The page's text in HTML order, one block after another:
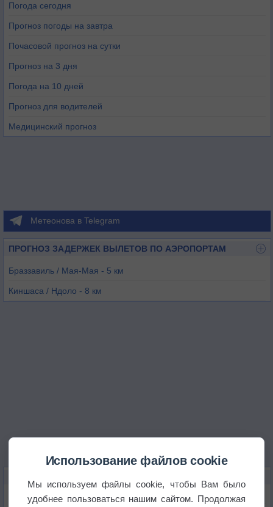
Погода сегодня
Прогноз погоды на завтра
Почасовой прогноз на сутки
Прогноз на 3 дня
Погода на 10 дней
Прогноз для водителей
Медицинский прогноз
Метеонова в Telegram
ПРОГНОЗ ЗАДЕРЖЕК ВЫЛЕТОВ ПО АЭРОПОРТАМ
Браззавиль / Мая-Мая - 5 км
Киншаса / Ндоло - 8 км
Температура
Использование файлов cookie
Мы используем файлы cookie, чтобы Вам было
удобнее пользоваться нашим сайтом. Продолжая